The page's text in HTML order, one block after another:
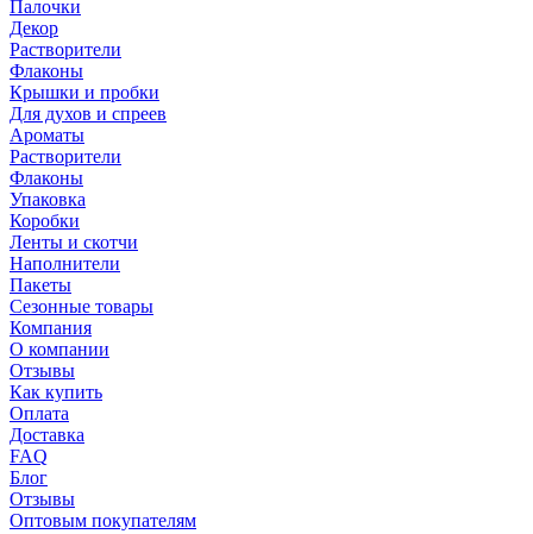
Палочки
Декор
Растворители
Флаконы
Крышки и пробки
Для духов и спреев
Ароматы
Растворители
Флаконы
Упаковка
Коробки
Ленты и скотчи
Наполнители
Пакеты
Сезонные товары
Компания
О компании
Отзывы
Как купить
Оплата
Доставка
FAQ
Блог
Отзывы
Оптовым покупателям